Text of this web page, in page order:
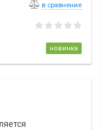
в сравнение
новинка